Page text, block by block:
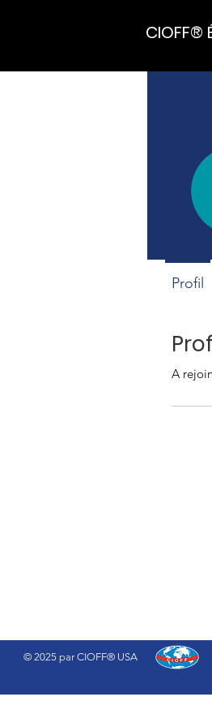
CIOFF®
A
Profil
© 2025 par CIOFF® USA